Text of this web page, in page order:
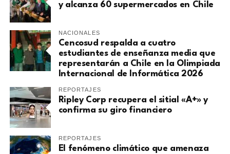
y alcanza 60 supermercados en Chile
NACIONALES
Cencosud respalda a cuatro
estudiantes de enseñanza media que
representarán a Chile en la Olimpiada
Internacional de Informática 2026
REPORTAJES
Ripley Corp recupera el sitial «A+» y
confirma su giro financiero
REPORTAJES
El fenómeno climático que amenaza